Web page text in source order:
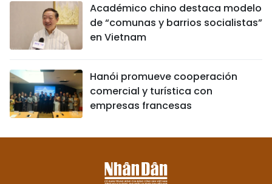
Académico chino destaca modelo
de “comunas y barrios socialistas”
en Vietnam
Hanói promueve cooperación
comercial y turística con
empresas francesas